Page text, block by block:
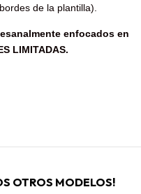
de la plantilla).
enfocados en
LIMITADAS.
OTROS MODELOS!